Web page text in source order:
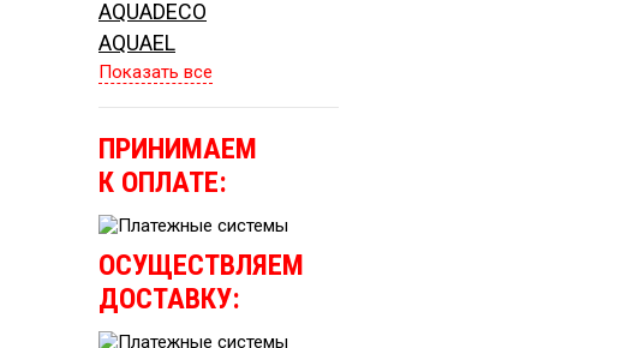
AQUADECO
AQUAEL
Показать все
ПРИНИМАЕМ
К ОПЛАТЕ:
ОСУЩЕСТВЛЯЕМ
ДОСТАВКУ: